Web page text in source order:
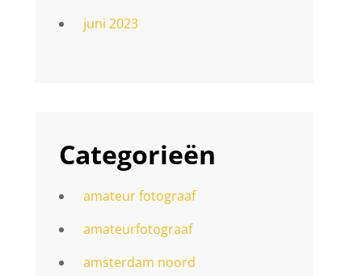
juni 2023
Categorieën
amateur fotograaf
amateurfotograaf
amsterdam noord